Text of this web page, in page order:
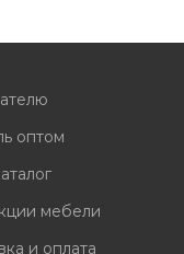
оптом
мебели
и оплата